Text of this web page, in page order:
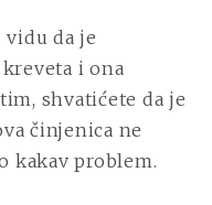
vidu da je
i ona
shvatićete da je
činjenica ne
kakav problem.